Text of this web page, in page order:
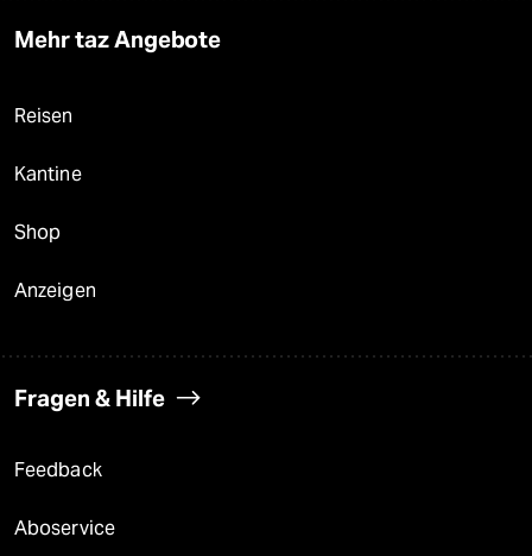
Mehr taz Angebote
Reisen
Kantine
Shop
Anzeigen
Fragen & Hilfe
Feedback
Aboservice